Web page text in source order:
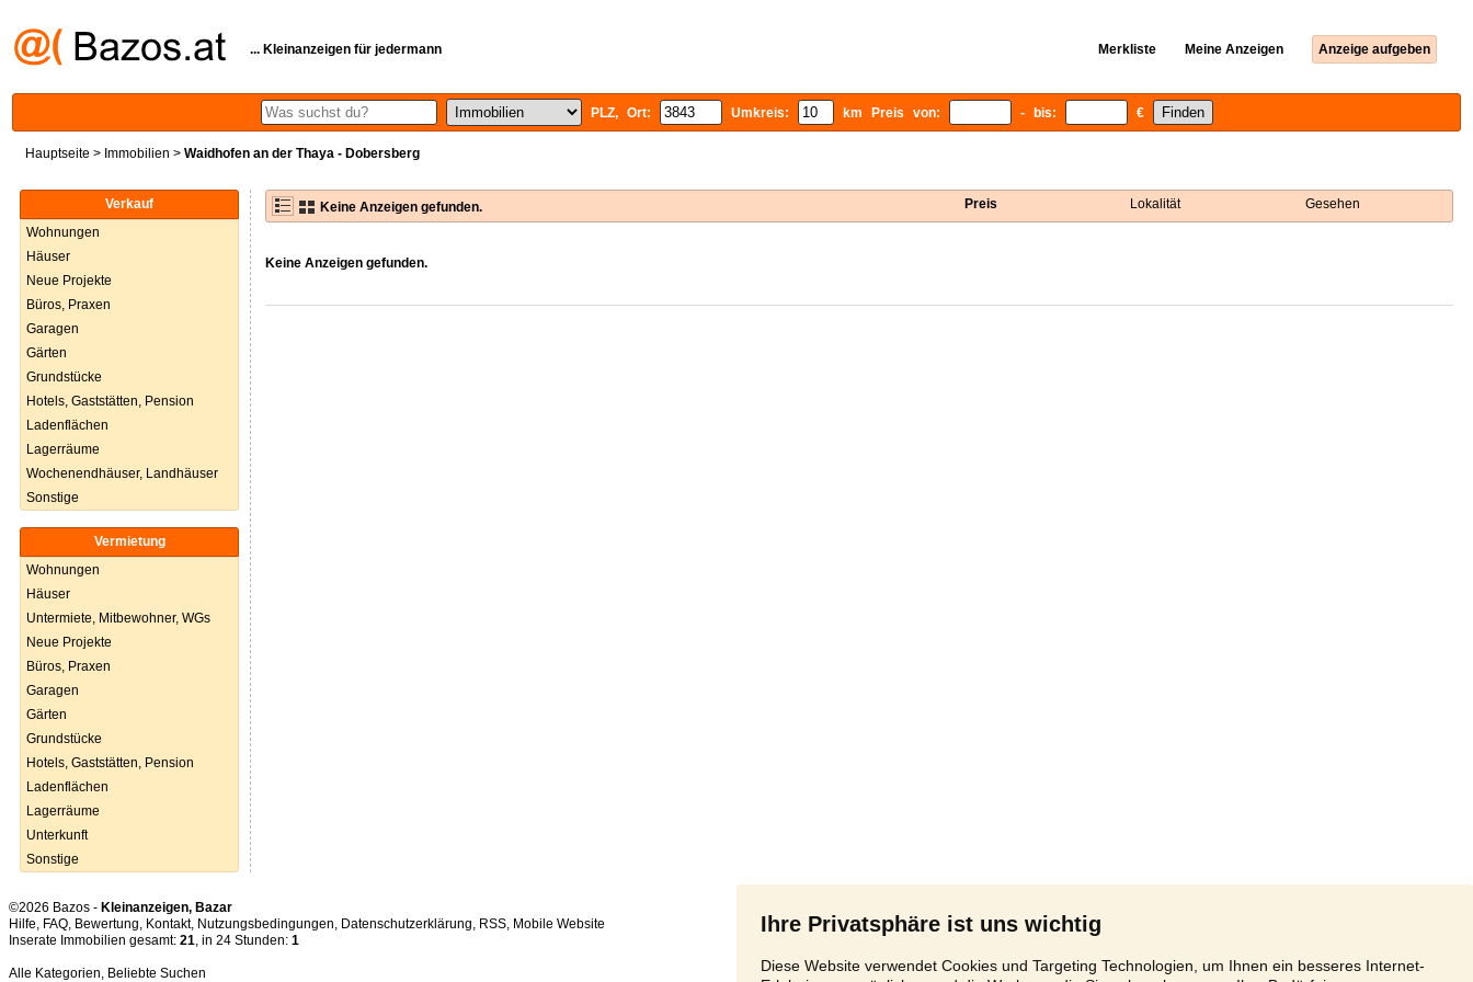
Ihre Privatsphäre ist uns wichtig
Diese Website verwendet Cookies und Targeting Technologien, um Ihnen ein besseres Internet-
... Kleinanzeigen für jedermann Merkliste Meine Anzeigen Anzeige aufgeben
PLZ, Ort: Umkreis: km Preis von: - bis: €
Hauptseite > Immobilien > Waidhofen an der Thaya - Dobersberg
Verkauf
Wohnungen
Häuser
Neue Projekte
Büros, Praxen
Garagen
Gärten
Grundstücke
Hotels, Gaststätten, Pension
Ladenflächen
Lagerräume
Wochenendhäuser, Landhäuser
Sonstige
Vermietung
Wohnungen
Häuser
Untermiete, Mitbewohner, WGs
Neue Projekte
Büros, Praxen
Garagen
Gärten
Grundstücke
Hotels, Gaststätten, Pension
Ladenflächen
Lagerräume
Unterkunft
Sonstige
Keine Anzeigen gefunden. Preis Lokalität Gesehen
Keine Anzeigen gefunden.
©2026 Bazos - Kleinanzeigen, Bazar
Hilfe, FAQ, Bewertung, Kontakt, Nutzungsbedingungen, Datenschutzerklärung, RSS,
Inserate Immobilien gesamt: 21, in 24 Stunden: 1
Alle Kategorien, Beliebte Suchen